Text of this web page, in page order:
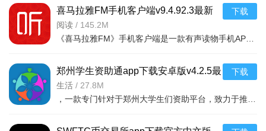
喜马拉雅FM手机客户端v9.4.92.3最新
版
阅读 / 145.2M
下载
郑州学生资助通app下载安卓版v4.2.5最
新版
生活 / 27.8M
下载